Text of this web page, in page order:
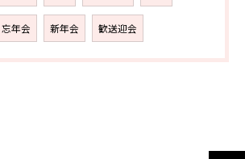
忘年会 新年会 歓送迎会